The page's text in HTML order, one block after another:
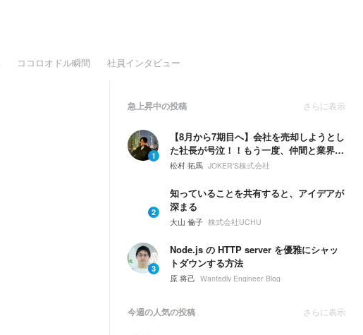
ココロオドル瞬間 社員インタビュー
急上昇中の投稿 さらに表示
1
【8月から7期目へ】会社を売却しようとし
た社長が号泣！！もう一度、仲間と業界
No.1を取ると決めた話
松村 拓馬 JOKER'S株式会社
2
知っていることを共有すると、アイデアが
深まる
大山 倫子 株式会社UCHU
3
Node.js の HTTP server を優雅にシャッ
トダウンする方法
原 将己 Wantedly Engineer Blog
今週の人気の投稿 さらに表示